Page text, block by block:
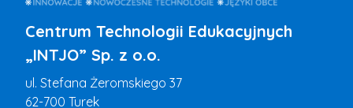
Centrum Technologii Edukacyjnych
„INTJO” Sp. z o.o.
ul. Stefana Żeromskiego 37
62-700 Turek